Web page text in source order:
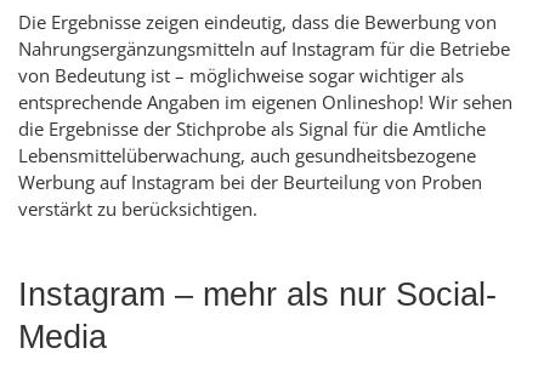
Die Ergebnisse zeigen eindeutig, dass die Bewerbung von
Nahrungsergänzungsmitteln auf Instagram für die Betriebe
von Bedeutung ist – möglichweise sogar wichtiger als
entsprechende Angaben im eigenen Onlineshop! Wir sehen
die Ergebnisse der Stichprobe als Signal für die Amtliche
Lebensmittelüberwachung, auch gesundheitsbezogene
Werbung auf Instagram bei der Beurteilung von Proben
verstärkt zu berücksichtigen.
Instagram – mehr als nur Social-
Media